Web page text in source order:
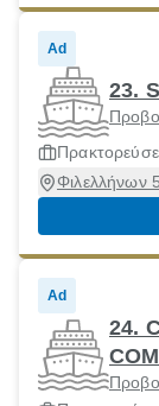
Ad
23.
Φιλελλήνων
Ad
24.